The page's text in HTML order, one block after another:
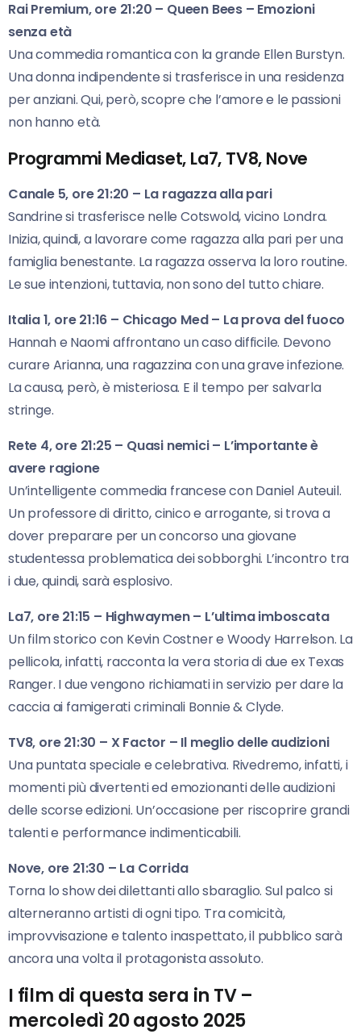
Rai Premium, ore 21:20 – Queen Bees – Emozioni
senza età
Una commedia romantica con la grande Ellen Burstyn.
Una donna indipendente si trasferisce in una residenza
per anziani. Qui, però, scopre che l’amore e le passioni
non hanno età.
Programmi Mediaset, La7, TV8, Nove
Canale 5, ore 21:20 – La ragazza alla pari
Sandrine si trasferisce nelle Cotswold, vicino Londra.
Inizia, quindi, a lavorare come ragazza alla pari per una
famiglia benestante. La ragazza osserva la loro routine.
Le sue intenzioni, tuttavia, non sono del tutto chiare.
Italia 1, ore 21:16 – Chicago Med – La prova del fuoco
Hannah e Naomi affrontano un caso difficile. Devono
curare Arianna, una ragazzina con una grave infezione.
La causa, però, è misteriosa. E il tempo per salvarla
stringe.
Rete 4, ore 21:25 – Quasi nemici – L’importante è
avere ragione
Un’intelligente commedia francese con Daniel Auteuil.
Un professore di diritto, cinico e arrogante, si trova a
dover preparare per un concorso una giovane
studentessa problematica dei sobborghi. L’incontro tra
i due, quindi, sarà esplosivo.
La7, ore 21:15 – Highwaymen – L’ultima imboscata
Un film storico con Kevin Costner e Woody Harrelson. La
pellicola, infatti, racconta la vera storia di due ex Texas
Ranger. I due vengono richiamati in servizio per dare la
caccia ai famigerati criminali Bonnie & Clyde.
TV8, ore 21:30 – X Factor – Il meglio delle audizioni
Una puntata speciale e celebrativa. Rivedremo, infatti, i
momenti più divertenti ed emozionanti delle audizioni
delle scorse edizioni. Un’occasione per riscoprire grandi
talenti e performance indimenticabili.
Nove, ore 21:30 – La Corrida
Torna lo show dei dilettanti allo sbaraglio. Sul palco si
alterneranno artisti di ogni tipo. Tra comicità,
improvvisazione e talento inaspettato, il pubblico sarà
ancora una volta il protagonista assoluto.
I film di questa sera in TV –
mercoledì 20 agosto 2025